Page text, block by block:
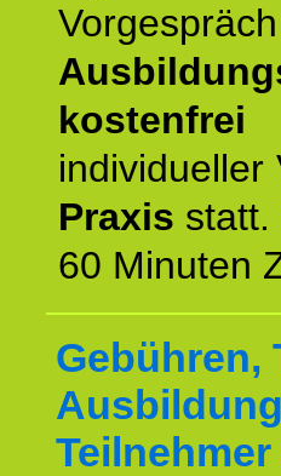
kostenfrei
individueller
Praxis statt.
60 Minuten
Gebühren,